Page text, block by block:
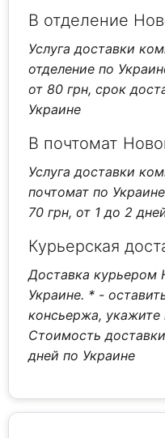
В отделение
Услуга доставки
отделение по
от 80 грн, срок
Украине
В почтомат
Услуга доставки
почтомат по
70 грн, от 1 до 2
Курьерская
Доставка курьером
Украине. * -
консьержа,
Стоимость
дней по Украине